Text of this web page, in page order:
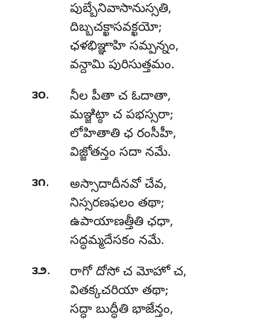
పుబ్బేనివాసానుస్సతి,
దిబ్బచక్ఖాసవక్ఖయో;
ఛళభిఞ్ఞాహి సమ్పన్నం,
వన్దామి పురిసుత్తమం.
౩౦.
నీల పీతా చ ఓదాతా,
మఞ్జిట్ఠా చ పభస్సరా;
లోహితాతి ఛ రంసీహీ,
విజ్జోతన్తం సదా నమే.
౩౧. అస్సాదాదీనవోచేవ,
నిస్సరణఫలం తథా;
ఉపాయాణత్తీతి ఛధా,
సద్ధమ్మదేసకం నమే.
౩౨. రాగో దోసో చ మోహో చ,
వితక్కచరియా తథా;
సద్ధా బుద్ధీతి భాజేన్తం,